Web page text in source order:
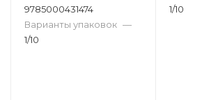
9785000431474
Варианты упаковок —
1/10
1/10